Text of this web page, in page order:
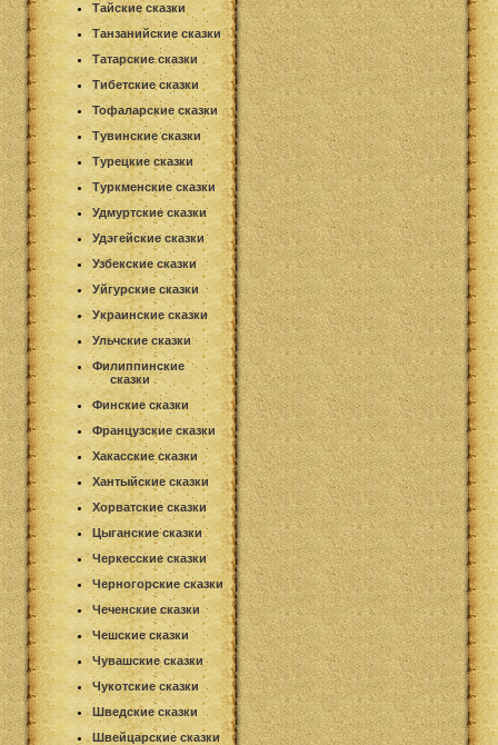
Тайские сказки
Танзанийские сказки
Татарские сказки
Тибетские сказки
Тофаларские сказки
Тувинские сказки
Турецкие сказки
Туркменские сказки
Удмуртские сказки
Удэгейские сказки
Узбекские сказки
Уйгурские сказки
Украинские сказки
Ульчские сказки
Филиппинские
сказки
Финские сказки
Французские сказки
Хакасские сказки
Хантыйские сказки
Хорватские сказки
Цыганские сказки
Черкесские сказки
Черногорские сказки
Чеченские сказки
Чешские сказки
Чувашские сказки
Чукотские сказки
Шведские сказки
Швейцарские сказки